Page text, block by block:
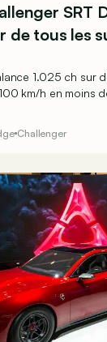
SRT
de tous les
1.025 ch sur
km/h en moins
Challenger